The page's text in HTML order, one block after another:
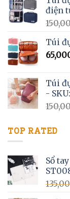
điện
Túi
Túi
-
TOP RATED
Sổ